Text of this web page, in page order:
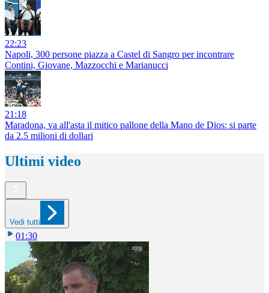
22:23
Napoli, 300 persone piazza a Castel di Sangro per incontrare
Contini, Giovane, Mazzocchi e Marianucci
21:18
Maradona, va all'asta il mitico pallone della Mano de Dios: si parte
da 2.5 milioni di dollari
Ultimi video
Vedi tutti
01:30